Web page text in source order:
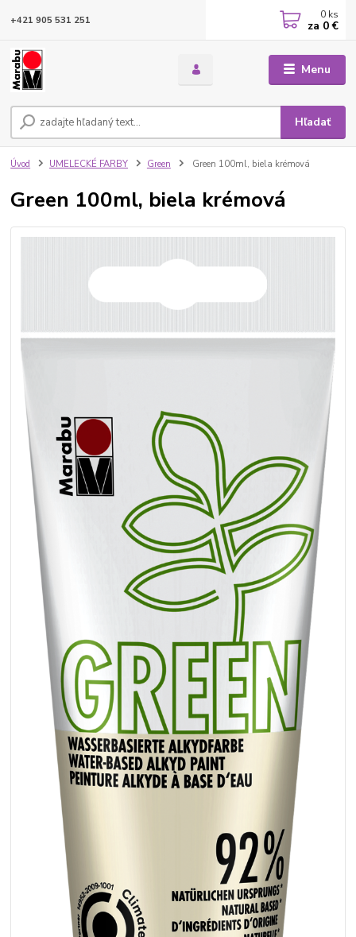
Menu
Hľadať
+421 905 531 251 0 ks
za 0 €
Úvod UMELECKÉ FARBY Green Green 100ml, biela krémová
Green 100ml, biela krémová